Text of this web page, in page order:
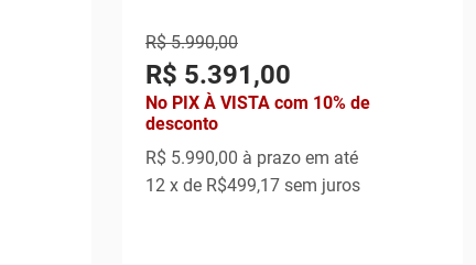
R$ 5.990,00
R$ 5.391,00
No PIX À VISTA com 10% de
desconto
R$ 5.990,00 à prazo em até
12x de R$499,17sem juros